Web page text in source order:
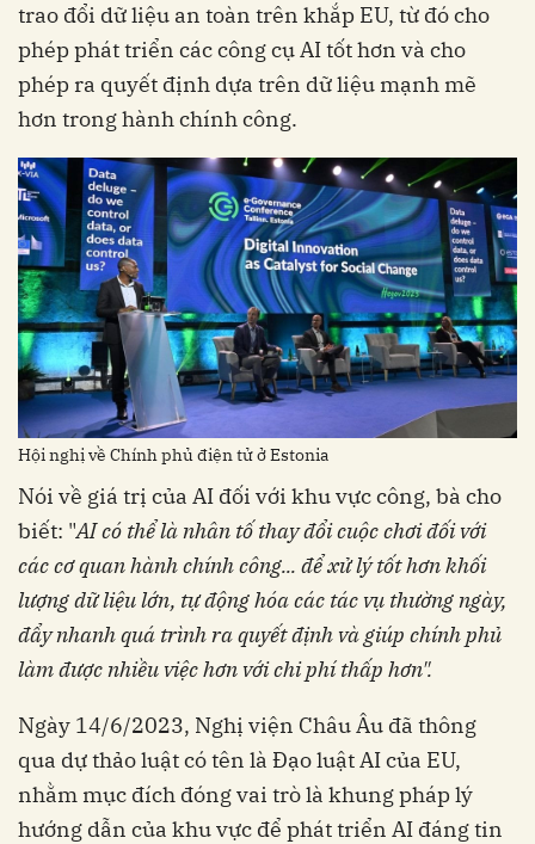
trao đổi dữ liệu an toàn trên khắp EU, từ đó cho
phép phát triển các công cụ AI tốt hơn và cho
phép ra quyết định dựa trên dữ liệu mạnh mẽ
hơn trong hành chính công.
Hội nghị về Chính phủ điện tử ở Estonia
Nói về giá trị của AI đối với khu vực công, bà cho
biết: "AI có thể là nhân tố thay đổi cuộc chơi đối với
các cơ quan hành chính công... để xử lý tốt hơn khối
lượng dữ liệu lớn, tự động hóa các tác vụ thường ngày,
đẩy nhanh quá trình ra quyết định và giúp chính phủ
làm được nhiều việc hơn với chi phí thấp hơn".
Ngày 14/6/2023, Nghị viện Châu Âu đã thông
qua dự thảo luật có tên là Đạo luật AI của EU,
nhằm mục đích đóng vai trò là khung pháp lý
hướng dẫn của khu vực để phát triển AI đáng tin